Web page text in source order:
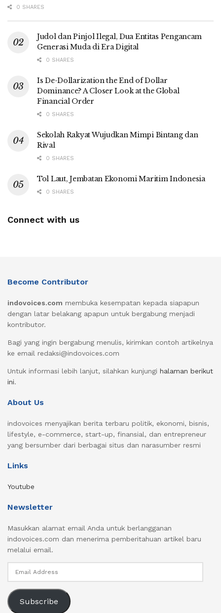
0 SHARES
Judol dan Pinjol Ilegal, Dua Entitas Pengancam
Generasi Muda di Era Digital
0 SHARES
Is De-Dollarization the End of Dollar
Dominance? A Closer Look at the Global
Financial Order
0 SHARES
Sekolah Rakyat Wujudkan Mimpi Bintang dan
Rival
0 SHARES
Tol Laut, Jembatan Ekonomi Maritim Indonesia
0 SHARES
Connect with us
Become Contributor
indovoices.com membuka kesempatan kepada siapapun
dengan latar belakang apapun untuk bergabung menjadi
kontributor.
Bagi yang ingin bergabung menulis, kirimkan contoh artikelnya
ke email redaksi@indovoices.com
Untuk informasi lebih lanjut, silahkan kunjungi halaman berikut
ini.
About Us
indovoices menyajikan berita terbaru politik, ekonomi, bisnis,
lifestyle, e-commerce, start-up, finansial, dan entrepreneur
yang bersumber dari berbagai situs dan narasumber resmi
Links
Youtube
Newsletter
Masukkan alamat email Anda untuk berlangganan
indovoices.com dan menerima pemberitahuan artikel baru
melalui email.
Subscribe